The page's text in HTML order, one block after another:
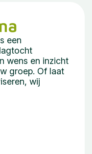
een
wens en inzicht
groep. Of laat
wij